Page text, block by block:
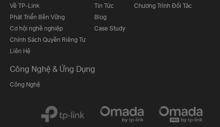
Về TP-Link
Phát Triển Bền Vững
Cơ hội nghề nghiệp
Chính Sách Quyền Riêng Tư
Liên Hệ
Tin Tức
Blog
Case Study
Chương Trình Đối Tác
Công Nghệ & Ứng Dụng
Công Nghệ